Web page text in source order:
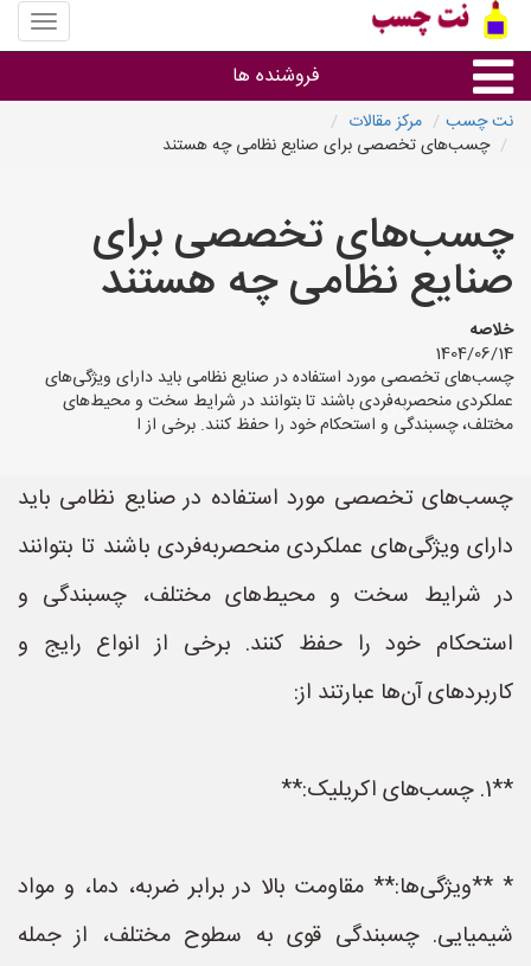
منوی
سایت
چسب
فروشنده ها
گروه ها
استان ها
نت چسب
مرکز مقالات
چسب‌های تخصصی برای صنایع نظامی چه هستند
چسب‌های تخصصی برای
صنایع نظامی چه هستند
خلاصه
1404/06/14
چسب‌های تخصصی مورد استفاده در صنایع نظامی باید دارای ویژگی‌های
عملکردی منحصربه‌فردی باشند تا بتوانند در شرایط سخت و محیط‌های
مختلف، چسبندگی و استحکام خود را حفظ کنند. برخی از ا
چسب‌های تخصصی مورد استفاده در صنایع نظامی باید
دارای ویژگی‌های عملکردی منحصربه‌فردی باشند تا بتوانند
در شرایط سخت و محیط‌های مختلف، چسبندگی و
استحکام خود را حفظ کنند. برخی از انواع رایج و
کاربردهای آن‌ها عبارتند از:
**1. چسب‌های اکریلیک:**
* **ویژگی‌ها:** مقاومت بالا در برابر ضربه، دما، و مواد
شیمیایی. چسبندگی قوی به سطوح مختلف، از جمله